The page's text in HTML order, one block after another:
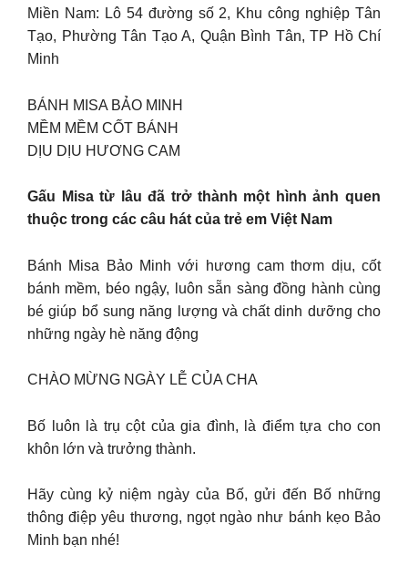
Miền Nam: Lô 54 đường số 2, Khu công nghiệp Tân
Tạo, Phường Tân Tạo A, Quận Bình Tân, TP Hồ Chí
Minh
BÁNH MISA BẢO MINH
MỀM MỀM CỐT BÁNH
DỊU DỊU HƯƠNG CAM
Gấu Misa từ lâu đã trở thành một hình ảnh quen
thuộc trong các câu hát của trẻ em Việt Nam
Bánh Misa Bảo Minh với hương cam thơm dịu, cốt
bánh mềm, béo ngậy, luôn sẵn sàng đồng hành cùng
bé giúp bổ sung năng lượng và chất dinh dưỡng cho
những ngày hè năng động
CHÀO MỪNG NGÀY LỄ CỦA CHA
Bố luôn là trụ cột của gia đình, là điểm tựa cho con
khôn lớn và trưởng thành.
Hãy cùng kỷ niệm ngày của Bố, gửi đến Bố những
thông điệp yêu thương, ngọt ngào như bánh kẹo Bảo
Minh bạn nhé!